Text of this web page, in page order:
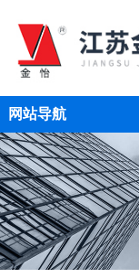
网站导航